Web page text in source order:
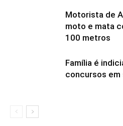
Motorista de
moto e mata
100 metros
Família é
concursos